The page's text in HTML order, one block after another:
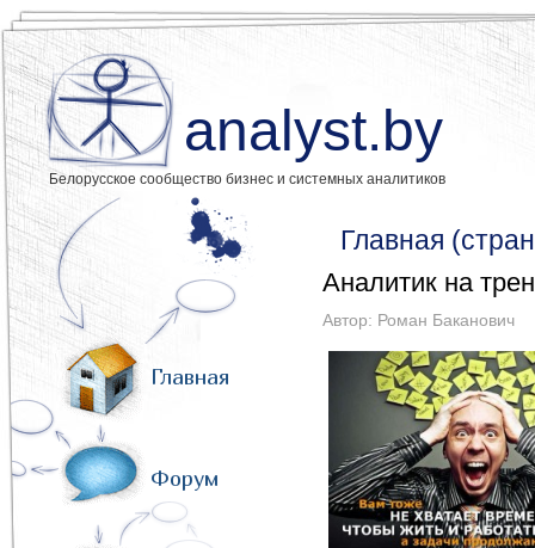
analyst.by
Белорусское сообщество бизнес и системных аналитиков
Главная
Форум
Главная
Аналитик на
Автор: Роман Баканович